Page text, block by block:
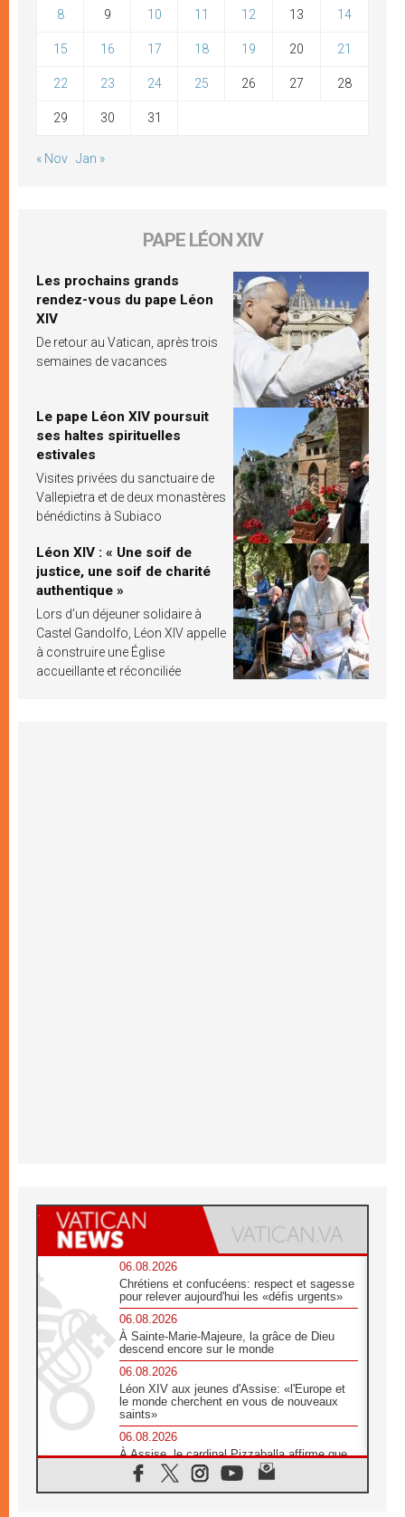
8 9 10 11 12 13 14
15 16 17 18 19 20 21
22 23 24 25 26 27 28
29 30 31
« Nov Jan »
PAPE LÉON XIV
Les prochains grands
rendez-vous du pape Léon
XIV
De retour au Vatican, après trois
semaines de vacances
Le pape Léon XIV poursuit
ses haltes spirituelles
estivales
Visites privées du sanctuaire de
Vallepietra et de deux monastères
bénédictins à Subiaco
Léon XIV : « Une soif de
justice, une soif de charité
authentique »
Lors d’un déjeuner solidaire à
Castel Gandolfo, Léon XIV appelle
à construire une Église
accueillante et réconciliée
06.08.2026
Chrétiens et confucéens: respect et sagesse
pour relever aujourd'hui les «défis urgents»
06.08.2026
À Sainte-Marie-Majeure, la grâce de Dieu
descend encore sur le monde
06.08.2026
Léon XIV aux jeunes d'Assise: «l'Europe et
le monde cherchent en vous de nouveaux
saints»
06.08.2026
À Assise, le cardinal Pizzaballa affirme que
«les chrétiens veulent la paix»
06.08.2026